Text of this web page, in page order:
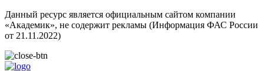
Данный ресурс является официальным сайтом компании
«Академик», не содержит рекламы (Информация ФАС России
от 21.11.2022)